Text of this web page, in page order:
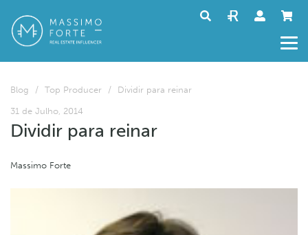
Blog / Top Producer / Dividir para reinar
31 de Julho, 2014
Dividir para reinar
Massimo Forte